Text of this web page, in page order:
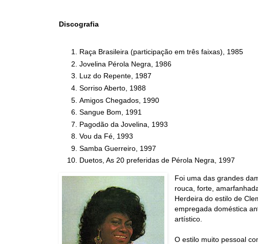
Discografia
Raça Brasileira (participação em três faixas), 1985
Jovelina Pérola Negra, 1986
Luz do Repente, 1987
Sorriso Aberto, 1988
Amigos Chegados, 1990
Sangue Bom, 1991
Pagodão da Jovelina, 1993
Vou da Fé, 1993
Samba Guerreiro, 1997
Duetos, As 20 preferidas de Pérola Negra, 1997
Foi uma das grandes
rouca, forte,
Herdeira do estilo de
empregada doméstica
artístico.
O estilo muito pessoal